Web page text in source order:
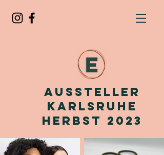
Aussteller
Karlsruhe
Herbst 2023